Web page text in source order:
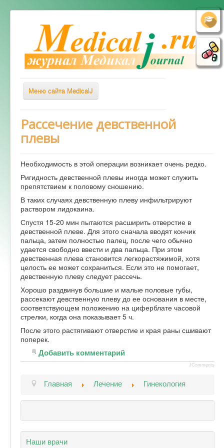
Меню сайта MedicalJ
Симптомы
Диагностика
Лечение
Советы врача
Альтернативная медицина
Форум
Рассечение девственной
плевы
Необходимость в этой операции возникает очень редко.
Ригидность девственной плевы иногда может служить
препятствием к половому сношению.
В таких случаях девственную плеву инфильтрируют
раствором лидокаина.
Спустя 15-20 мин пытаются расширить отверстие в
девственной плеве. Для этого сначала вводят кончик
пальца, затем полностью палец, после чего обычно
удается свободно ввести и два пальца. При этом
девственная плева становится легкорастяжимой, хотя
целость ее может сохраниться. Если это не помогает,
девственную плеву следует рассечь.
Хорошо раздвинув большие и малые половые губы,
рассекают девственную плеву до ее основания в месте,
соответствующем положению на циферблате часовой
стрелки, когда она показывает 5 ч.
После этого растягивают отверстие и края раны сшивают
поперек.
Добавить комментарий
JComments
Главная Лечение Гинекология
Наши врачи